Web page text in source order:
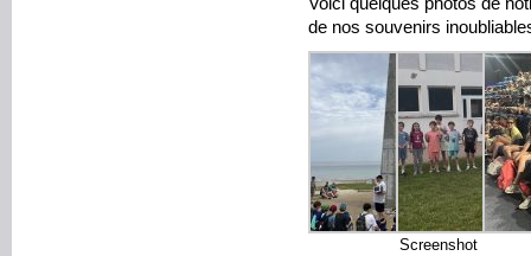
de nos souvenirs
Screenshot